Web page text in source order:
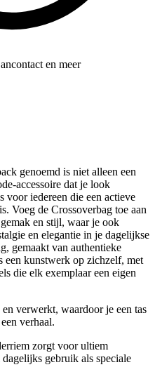
en meer
genoemd is niet alleen een
accessoire dat je look
voor iedereen die een actieve
Voeg de Crossoverbag toe aan
en stijl, waar je ook
en elegantie in je dagelijkse
gemaakt van authentieke
een kunstwerk op zichzelf, met
die elk exemplaar een eigen
verwerkt, waardoor je een tas
verhaal.
zorgt voor ultiem
gebruik als speciale